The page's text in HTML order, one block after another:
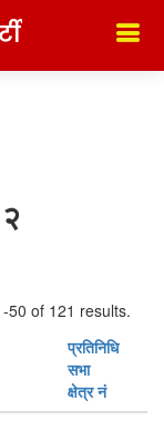
50 of 121 results.
प्रतिनिधि
सभा
क्षेत्र नं